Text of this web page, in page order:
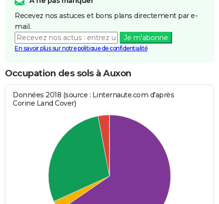
Recevez nos astuces et bons plans directement par e-
mail.
Je m'abonne
En savoir plus sur notre politique de confidentialité
Occupation des sols à Auxon
Données 2018 (source : Linternaute.com d'après
Corine Land Cover)